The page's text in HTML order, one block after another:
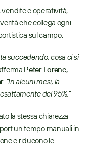
e operatività,
che collega ogni
sul campo.
succedendo, cosa ci si
Peter Lorenc,
. “In alcuni mesi, la
del 95%.”
la stessa chiarezza
un tempo manuali in
e riducono le